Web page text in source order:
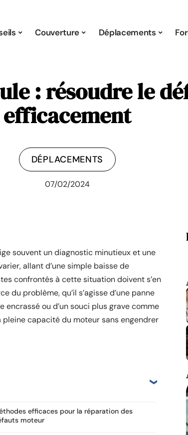
Couverture Déplacements
: résoudre le
efficacement
DÉPLACEMENTS
07/02/2024
souvent un diagnostic minutieux et une
allant d’une simple baisse de
confrontés à cette situation doivent s’en
problème, qu’il s’agisse d’une panne
ou d’un souci plus grave comme
pleine capacité du moteur sans engendrer
efficaces pour la réparation des
moteur